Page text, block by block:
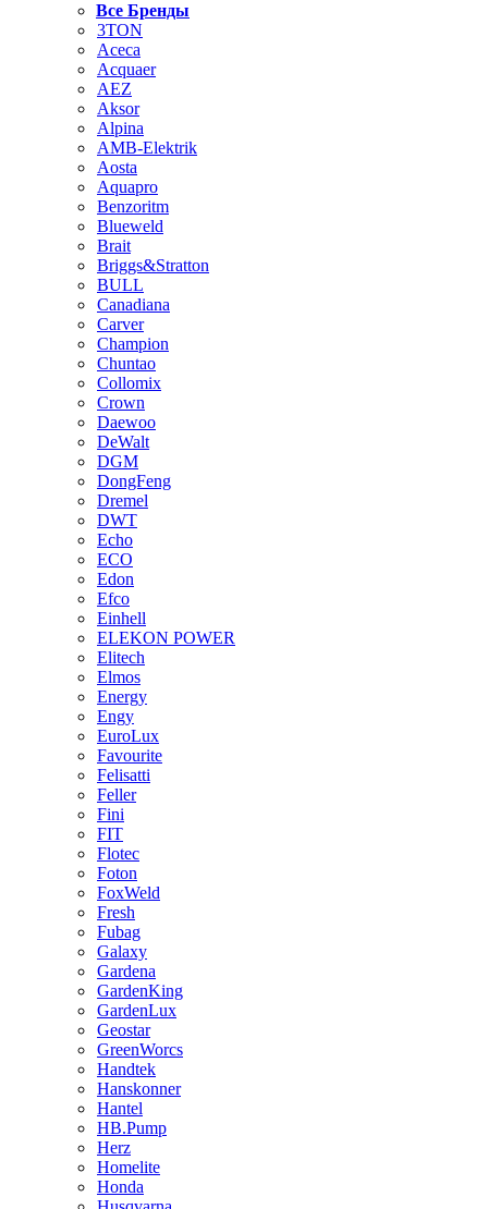
Все Бренды
3TON
Aceca
Acquaer
AEZ
Aksor
Alpina
AMB-Elektrik
Aosta
Aquapro
Benzoritm
Blueweld
Brait
Briggs&Stratton
BULL
Canadiana
Carver
Champion
Chuntao
Collomix
Crown
Daewoo
DeWalt
DGM
DongFeng
Dremel
DWT
Echo
ECO
Edon
Efco
Einhell
ELEKON POWER
Elitech
Elmos
Energy
Engy
EuroLux
Favourite
Felisatti
Feller
Fini
FIT
Flotec
Foton
FoxWeld
Fresh
Fubag
Galaxy
Gardena
GardenKing
GardenLux
Geostar
GreenWorcs
Handtek
Hanskonner
Hantel
HB.Pump
Herz
Homelite
Honda